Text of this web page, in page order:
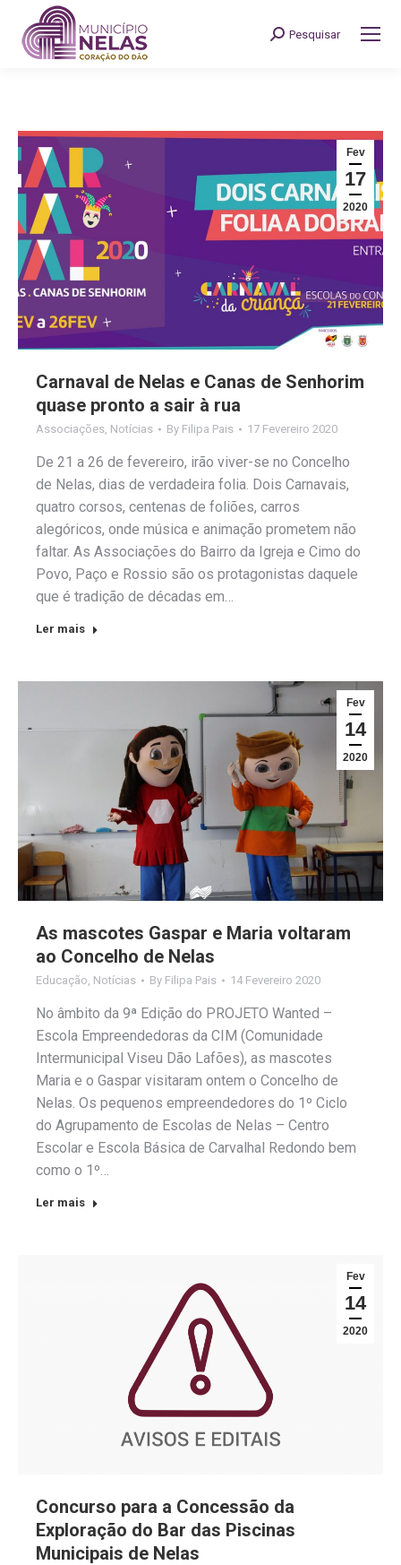
Search:
Pesquisar
Fev
17
2020
Carnaval de Nelas e Canas de Senhorim
quase pronto a sair à rua
Associações, Notícias By Filipa Pais 17 Fevereiro 2020
De 21 a 26 de fevereiro, irão viver-se no Concelho
de Nelas, dias de verdadeira folia. Dois Carnavais,
quatro corsos, centenas de foliões, carros
alegóricos, onde música e animação prometem não
faltar. As Associações do Bairro da Igreja e Cimo do
Povo, Paço e Rossio são os protagonistas daquele
que é tradição de décadas em…
Ler mais
Fev
14
2020
As mascotes Gaspar e Maria voltaram
ao Concelho de Nelas
Educação, Notícias By Filipa Pais 14 Fevereiro 2020
No âmbito da 9ª Edição do PROJETO Wanted –
Escola Empreendedoras da CIM (Comunidade
Intermunicipal Viseu Dão Lafões), as mascotes
Maria e o Gaspar visitaram ontem o Concelho de
Nelas. Os pequenos empreendedores do 1º Ciclo
do Agrupamento de Escolas de Nelas – Centro
Escolar e Escola Básica de Carvalhal Redondo bem
como o 1º…
Ler mais
Fev
14
2020
Concurso para a Concessão da
Exploração do Bar das Piscinas
Municipais de Nelas